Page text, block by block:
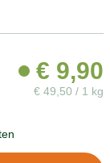
€ 9,90
€ 49,50 / 1 kg